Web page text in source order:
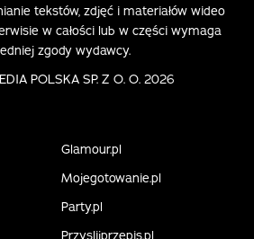
tekstów, zdjęć i materiałów wideo
w całości lub w części wymaga
zgody wydawcy.
POLSKA SP. Z O. O. 2026
Glamour.pl
Mojegotowanie.pl
Party.pl
Przyslijprzepis.pl